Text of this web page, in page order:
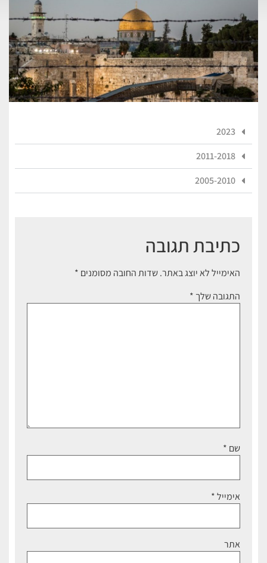
2023
2011-2018
2005-2010
כתיבת תגובה
האימייל לא יוצג באתר.שדות החובה מסומנים *
התגובה שלך *
שם *
אימייל*
אתר